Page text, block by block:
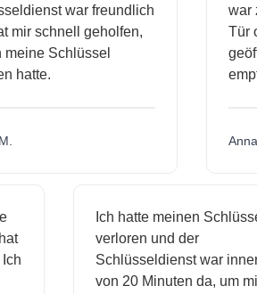
war freundlich
mir schnell geholfen,
meine Schlüssel
hatte.
Ich hatte meinen
verloren und der
Schlüsseldienst war
von 20 Minuten da, um